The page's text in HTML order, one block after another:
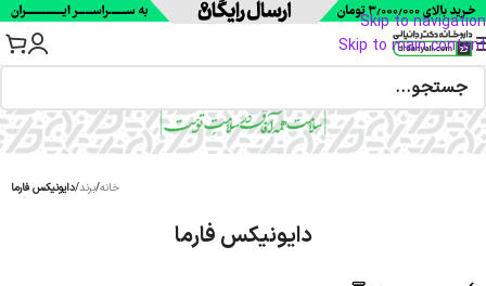
Skip to navigation
Skip to main content
دایونیکس فارما
خانه/برند/دایونیکس فارما